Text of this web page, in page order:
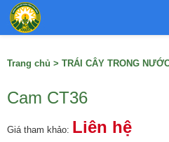
Trang chủ > TRÁI CÂY TRONG
Cam CT36
Giá tham khảo: Liên hệ